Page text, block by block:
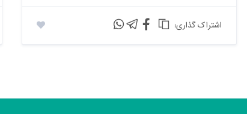
:اشتراک گذاری